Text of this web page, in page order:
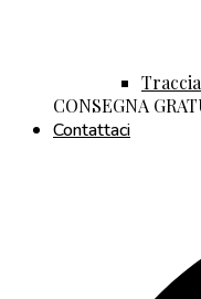
CONSEGNA
Contattaci